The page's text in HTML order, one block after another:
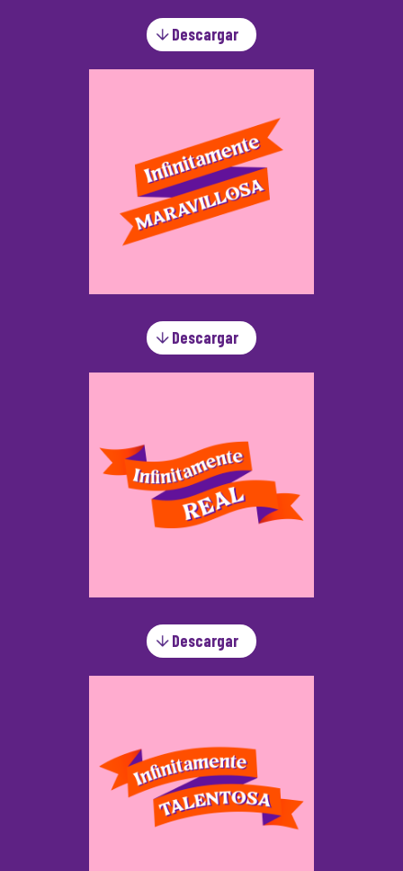
Descargar
Descargar
Descargar